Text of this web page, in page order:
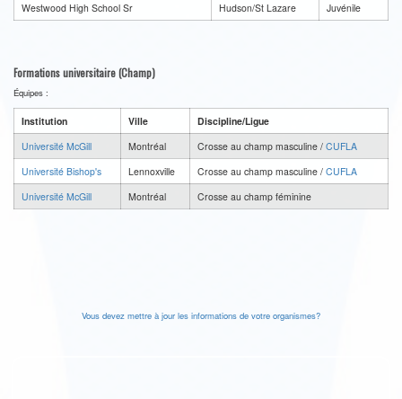
Westwood High School Sr
Hudson/St Lazare Juvénile
Formations universitaire (Champ)
Équipes :
Institution Ville
Discipline/Ligue
Université McGill
Montréal Crosse au champ masculine / CUFLA
Université Bishop's
Lennoxville Crosse au champ masculine / CUFLA
Université McGill
Montréal Crosse au champ féminine
Vous devez mettre à jour les informations de votre organismes?